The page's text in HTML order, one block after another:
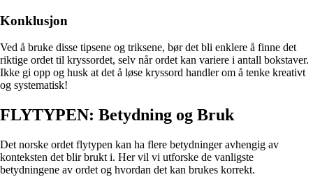
Konklusjon
Ved å bruke disse tipsene og triksene, bør det bli enklere å finne det
riktige ordet til kryssordet, selv når ordet kan variere i antall bokstaver.
Ikke gi opp og husk at det å løse kryssord handler om å tenke kreativt
og systematisk!
FLYTYPEN: Betydning og Bruk
Det norske ordet flytypen kan ha flere betydninger avhengig av
konteksten det blir brukt i. Her vil vi utforske de vanligste
betydningene av ordet og hvordan det kan brukes korrekt.